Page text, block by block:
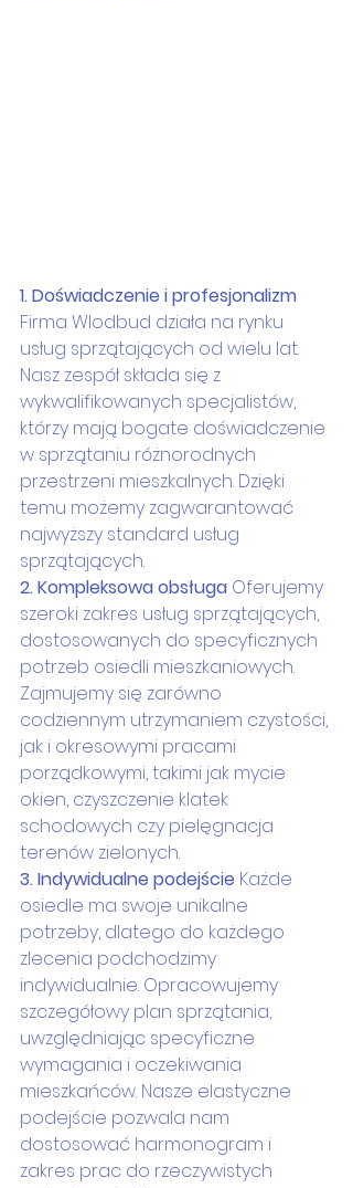
1. Doświadczenie i profesjonalizm
Firma Wlodbud działa na rynku
usług sprzątających od wielu lat.
Nasz zespół składa się z
wykwalifikowanych specjalistów,
którzy mają bogate doświadczenie
w sprzątaniu różnorodnych
przestrzeni mieszkalnych. Dzięki
temu możemy zagwarantować
najwyższy standard usług
sprzątających.
2. Kompleksowa obsługa Oferujemy
szeroki zakres usług sprzątających,
dostosowanych do specyficznych
potrzeb osiedli mieszkaniowych.
Zajmujemy się zarówno
codziennym utrzymaniem czystości,
jak i okresowymi pracami
porządkowymi, takimi jak mycie
okien, czyszczenie klatek
schodowych czy pielęgnacja
terenów zielonych.
3. Indywidualne podejście Każde
osiedle ma swoje unikalne
potrzeby, dlatego do każdego
zlecenia podchodzimy
indywidualnie. Opracowujemy
szczegółowy plan sprzątania,
uwzględniając specyficzne
wymagania i oczekiwania
mieszkańców. Nasze elastyczne
podejście pozwala nam
dostosować harmonogram i
zakres prac do rzeczywistych